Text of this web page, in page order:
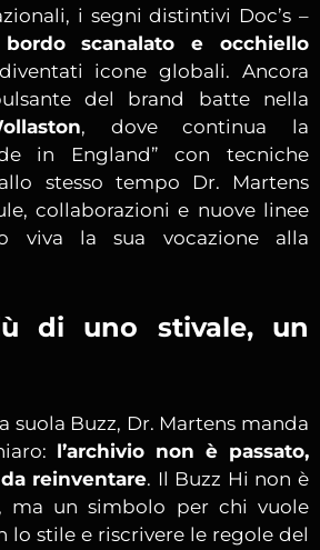
i segni distintivi Doc’s –
scanalato e occhiello
icone globali. Ancora
del brand batte nella
, dove continua la
in England” con tecniche
stesso tempo Dr. Martens
collaborazioni e nuove linee
viva la sua vocazione alla
di uno stivale, un
suola Buzz, Dr. Martens manda
l’archivio non è passato,
reinventare. Il Buzz Hi non è
ma un simbolo per chi vuole
lo stile e riscrivere le regole del